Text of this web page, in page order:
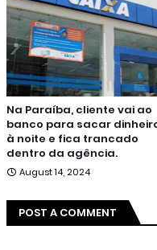
Na Paraíba, cliente vai ao
banco para sacar
à noite e fica trancado
dentro da agência.
August 14, 2024
POST A COMMENT